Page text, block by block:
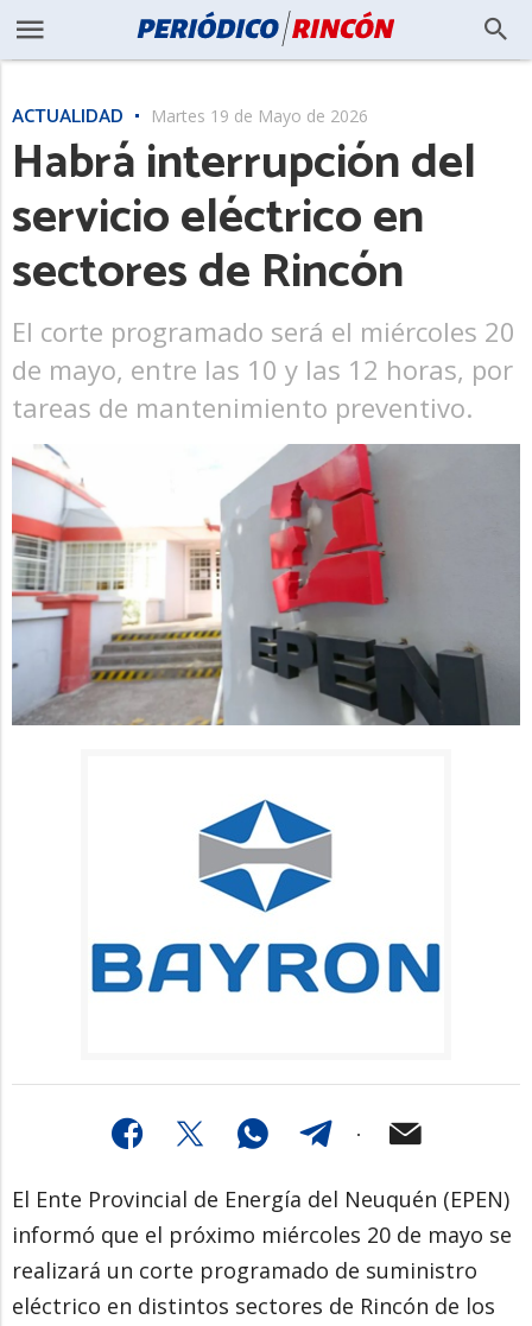
ACTUALIDAD Martes 19 de Mayo de 2026
Habrá interrupción del
servicio eléctrico en
sectores de Rincón
El corte programado será el miércoles 20
de mayo, entre las 10 y las 12 horas, por
tareas de mantenimiento preventivo.
El Ente Provincial de Energía del Neuquén (EPEN)
informó que el próximo miércoles 20 de mayo se
realizará un corte programado de suministro
eléctrico en distintos sectores de Rincón de los